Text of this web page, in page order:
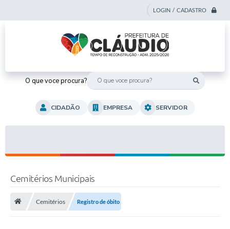
LOGIN / CADASTRO
O que voce procura?
CIDADÃO EMPRESA SERVIDOR
Cemitérios Municipais
Cemitérios Registro de óbito